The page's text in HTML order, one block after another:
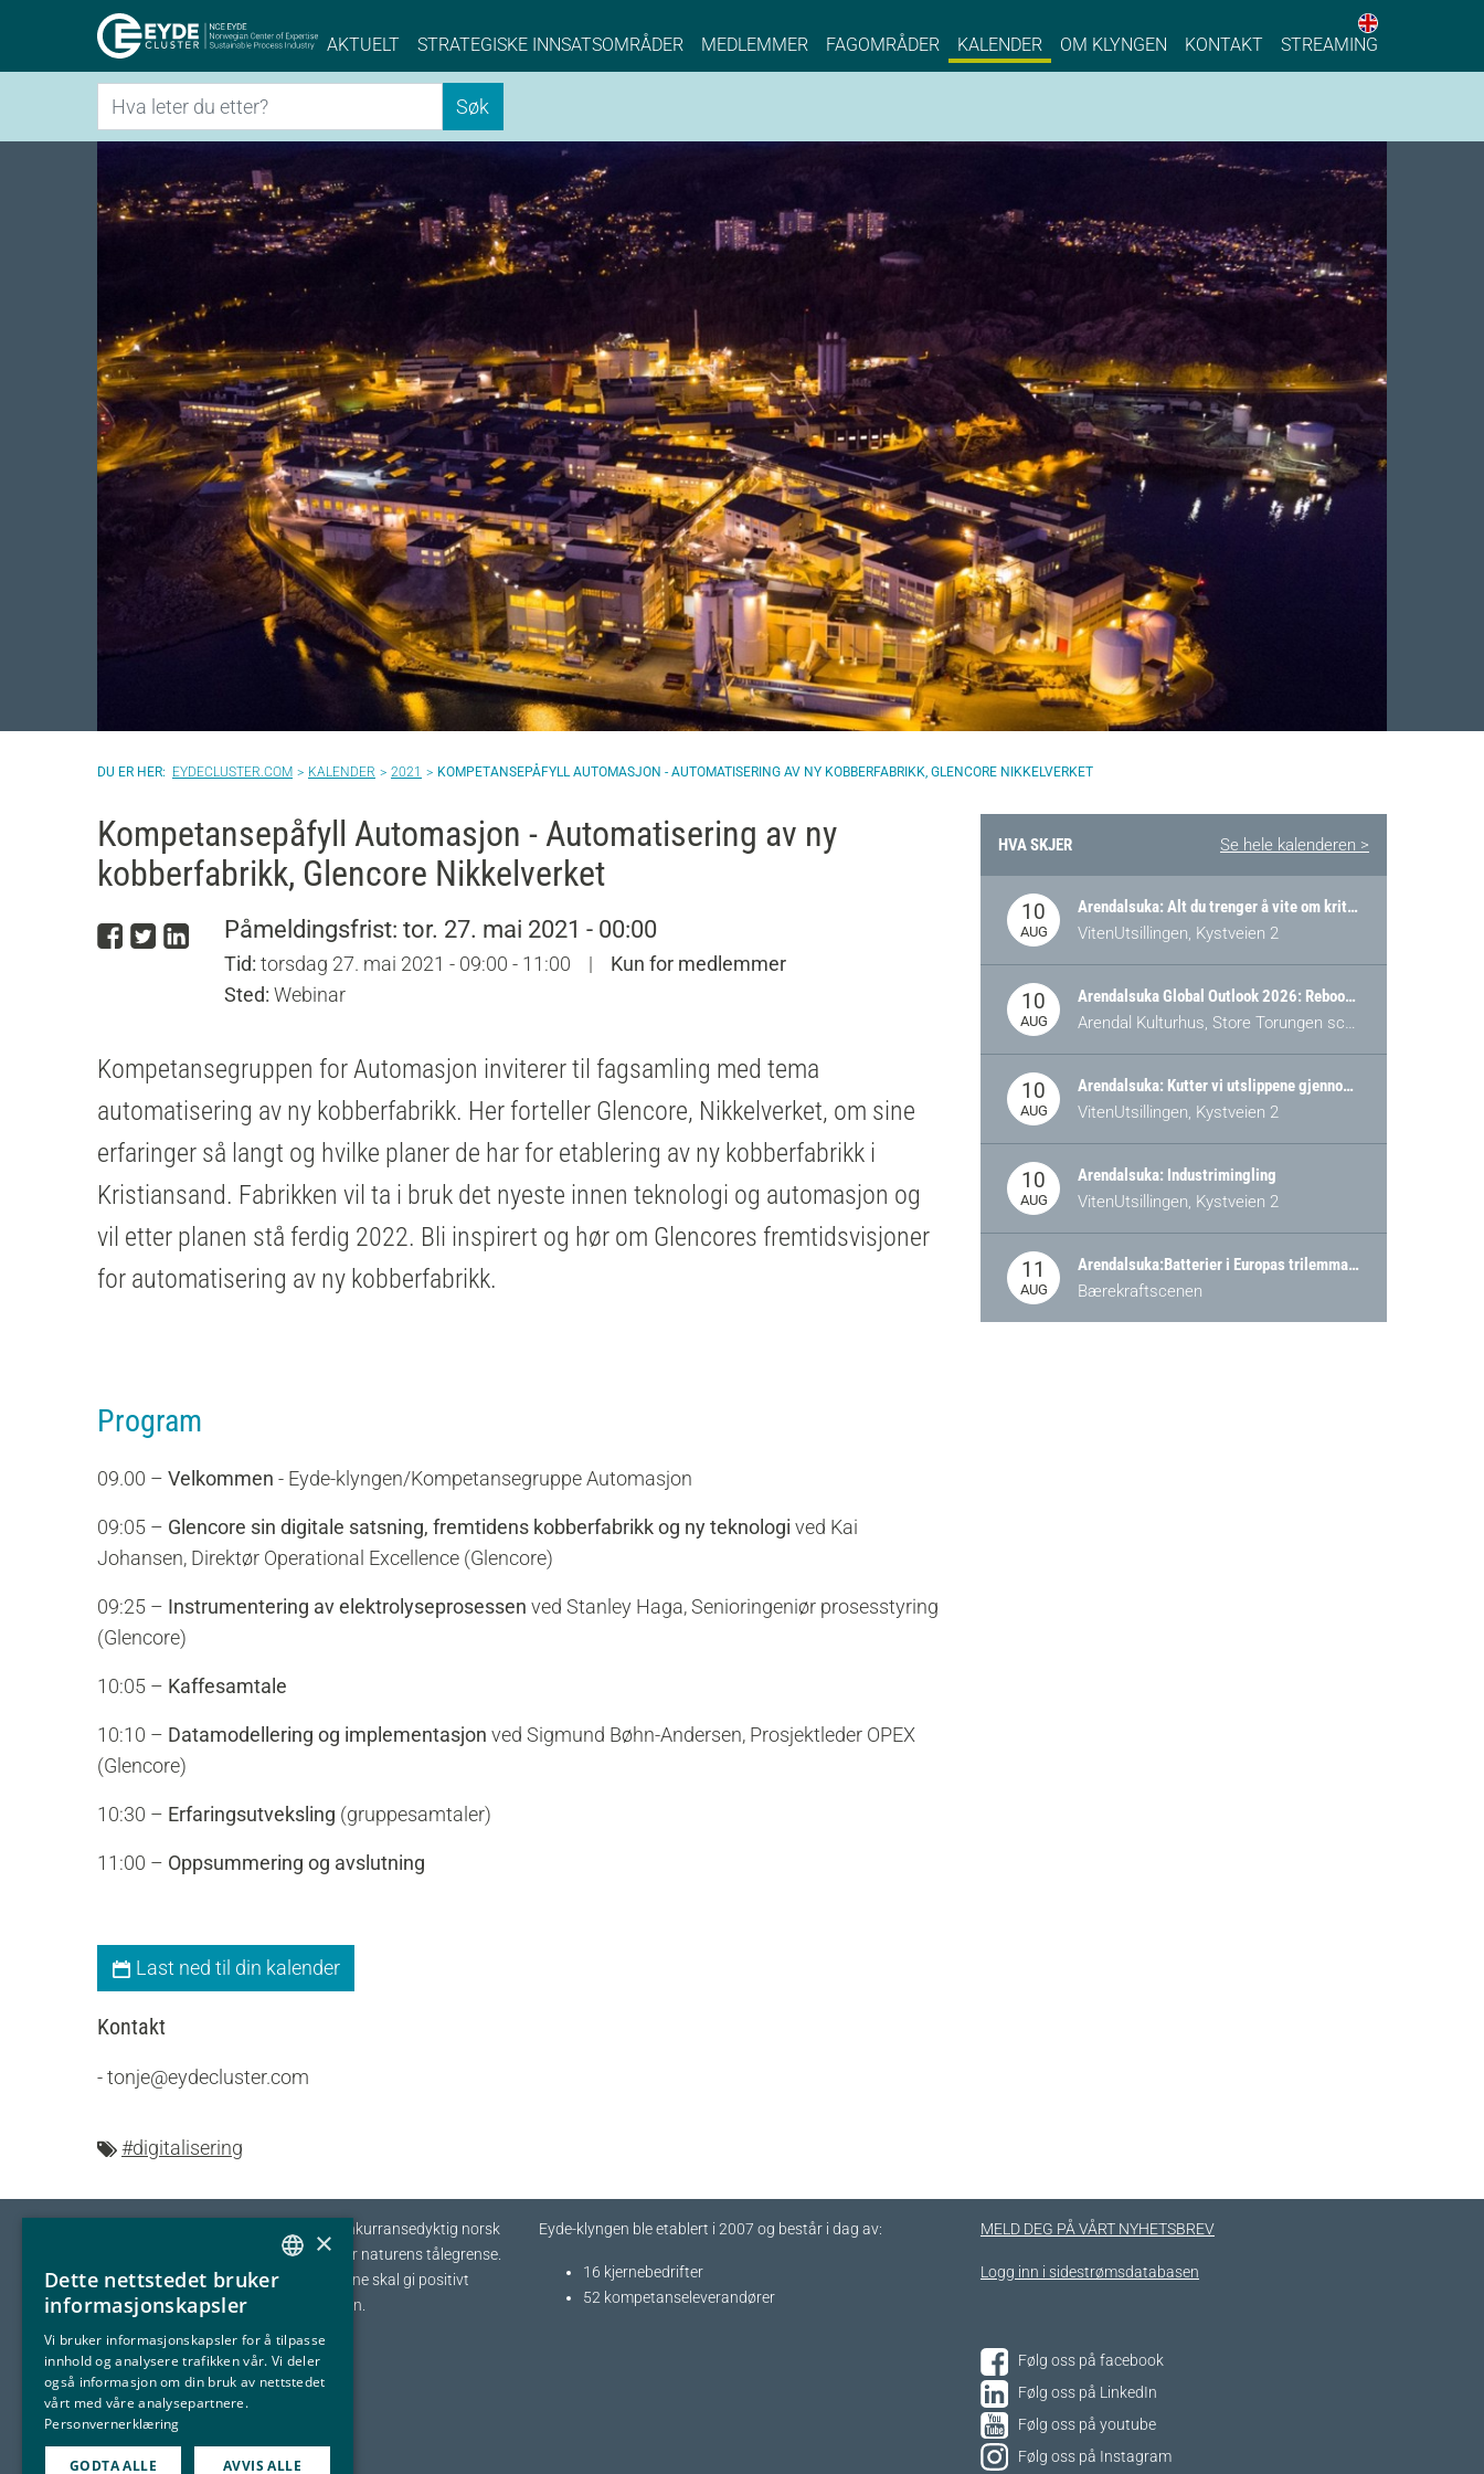
Eyde-Cluster | NCE EYDE, Norwegian Center of Expertise, Sustainable Process Industry
AKTUELT STRATEGISKE INNSATSOMRÅDER MEDLEMMER FAGOMRÅDER KALENDER OM KLYNGEN KONTAKT STREAMING
English
Søk Søk
EYDECLUSTER.COM KALENDER 2021 KOMPETANSEPÅFYLL AUTOMASJON - AUTOMATISERING AV NY KOBBERFABRIKK, GLENCORE NIKKELVERKET
Kompetansepåfyll Automasjon - Automatisering av ny
kobberfabrikk, Glencore Nikkelverket
Del på Facebook
Del på Twitter
Del på LinkedIn
Påmeldingsfrist: tor. 27. mai 2021 - 00:00
Tid: torsdag 27. mai 2021 - 09:00 - 11:00 |
Kun for medlemmer
Sted: Webinar
Kompetansegruppen for Automasjon inviterer til fagsamling med tema
automatisering av ny kobberfabrikk. Her forteller Glencore, Nikkelverket, om sine
erfaringer så langt og hvilke planer de har for etablering av ny kobberfabrikk i
Kristiansand. Fabrikken vil ta i bruk det nyeste innen teknologi og automasjon og
vil etter planen stå ferdig 2022. Bli inspirert og hør om Glencores fremtidsvisjoner
for automatisering av ny kobberfabrikk.
Program
09.00 – Velkommen - Eyde-klyngen/Kompetansegruppe Automasjon
09:05 – Glencore sin digitale satsning, fremtidens kobberfabrikk og ny teknologi ved Kai
Johansen, Direktør Operational Excellence (Glencore)
09:25 – Instrumentering av elektrolyseprosessen ved Stanley Haga, Senioringeniør prosesstyring
(Glencore)
10:05 – Kaffesamtale
10:10 – Datamodellering og implementasjon ved Sigmund Bøhn-Andersen, Prosjektleder OPEX
(Glencore)
10:30 – Erfaringsutveksling (gruppesamtaler)
11:00 – Oppsummering og avslutning
Last ned til din kalender
Kontakt
- tonje@eydecluster.com
#digitalisering
HVA SKJER Se hele kalenderen >
10
AUG
Arendalsuka: Alt du trenger å vite om kritiske og strategiske verdikjeder i Norge
VitenUtsillingen, Kystveien 2
10
AUG
Arendalsuka Global Outlook 2026: Rebooting Democracy for a New World Order
Arendal Kulturhus, Store Torungen scene
10
AUG
Arendalsuka: Kutter vi utslippene gjennom omstilling – eller tap av industri?
VitenUtsillingen, Kystveien 2
10
AUG
Arendalsuka: Industrimingling
VitenUtsillingen, Kystveien 2
11
AUG
Arendalsuka:Batterier i Europas trilemma: Energisikkerhet, konkurransekraft og bærekraft (Battery Norway-arrangement)
Bærekraftscenen
Eyde-klyngen skal sikre tilvekst og konkurransedyktig norsk
prosessindustri som opererer innenfor naturens tålegrense.
I fellesskap streber vi etter at bedriftene skal gi positivt
bidrag tilbake til samfunnet og naturen.
Eyde-klyngen ble etablert i 2007 og består i dag av:
16 kjernebedrifter​
52 kompetanseleverandører
MELD DEG PÅ VÅRT NYHETSBREV
Logg inn i sidestrømsdatabasen
Følg oss på facebook
Følg oss på LinkedIn
Følg oss på youtube
Følg oss på Instagram
NORWEGIAN
×
Dette nettstedet bruker
informasjonskapsler
Vi bruker informasjonskapsler for å tilpasse
innhold og analysere trafikken vår. Vi deler
også informasjon om din bruk av nettstedet
vårt med våre analysepartnere.
Personvernerklæring
GODTA ALLE AVVIS ALLE